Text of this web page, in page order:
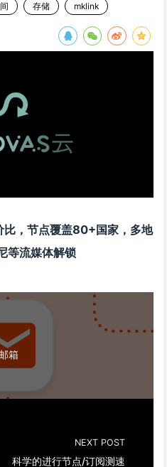
存储 mklink
节点覆盖80+国家，多地
等流媒体解锁
箱
NEXT POST
科学的进行节点/订阅测速